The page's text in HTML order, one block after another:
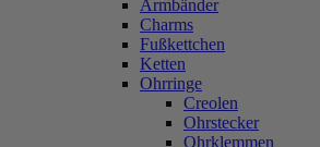
Armbänder
Charms
Fußkettchen
Ketten
Ohrringe
Creolen
Ohrstecker
Ohrklemmen